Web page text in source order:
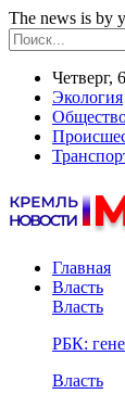
The news is by
Четверг,
Экология
Главная
Власть
Власть
РБК:
Власть